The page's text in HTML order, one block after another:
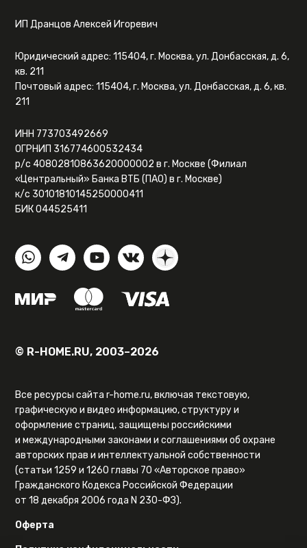
ИП Дранцов Алексей Игоревич
Юридический адрес: 115404, г. Москва, ул. Донбасская, д. 6,
кв. 211
Почтовый адрес: 115404, г. Москва, ул. Донбасская, д. 6, кв.
211
ИНН 773703492669
ОГРНИП 316774600532434
р/с 40802810863620000002 в г. Москве (Филиал
«Центральный» Банка ВТБ (ПАО) в г. Москве)
к/с 30101810145250000411
БИК 044525411
© R-HOME.RU, 2003–2026
Все ресурсы сайта r-home.ru, включая текстовую,
графическую и видео информацию, структуру и
оформление страниц, защищены российскими
и международными законами и соглашениями об охране
авторских прав и интеллектуальной собственности
(статьи 1259 и 1260 главы 70 «Авторское право»
Гражданского Кодекса Российской Федерации
от 18 декабря 2006 года N 230-ФЗ).
Оферта